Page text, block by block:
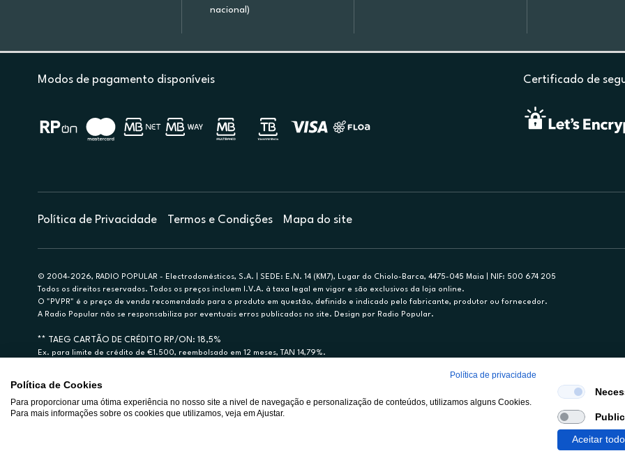
nacional)
Modos de pagamento disponíveis Certificado de
Política de Privacidade Termos e Condições Mapa do site
© 2004-2026, RADIO POPULAR - Electrodomésticos, S.A. | SEDE: E.N. 14 (KM7), Lugar do Chiolo-Barca, 4475-045 Maia | NIF: 500 674 205
Todos os direitos reservados. Todos os preços incluem I.V.A. à taxa legal em vigor e são exclusivos da loja online.
O "PVPR" é o preço de venda recomendado para o produto em questão, definido e indicado pelo fabricante, produtor ou fornecedor.
A Radio Popular não se responsabiliza por eventuais erros publicados no site. Design por Radio Popular.
** TAEG CARTÃO DE CRÉDITO RP/ON: 18,5%
Ex. para limite de crédito de €1.500, reembolsado em 12 meses, TAN 14,79%.
A Rádio Popular – Eletrodomésticos S.A. (Registo BdP848) atua como intermediário de crédito a título acessório e com exclusividade (registo BdP 2314.)
Política de privacidade
Política de Cookies
Para proporcionar uma ótima experiência no nosso site a nivel de navegação e personalização de conteúdos, utilizamos alguns Cookies.
Para mais informações sobre os cookies que utilizamos, veja em Ajustar.
Aceitar